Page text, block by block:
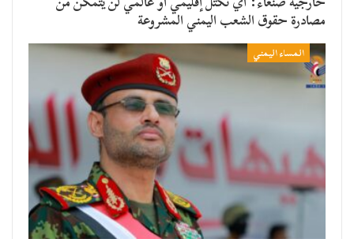
مصادرة حقوق الشعب اليمني المشروعة
المساء اليمني